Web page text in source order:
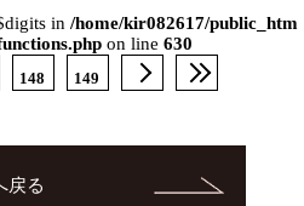
in/home/kir082617/public_htm
on line630
148 149
戻る